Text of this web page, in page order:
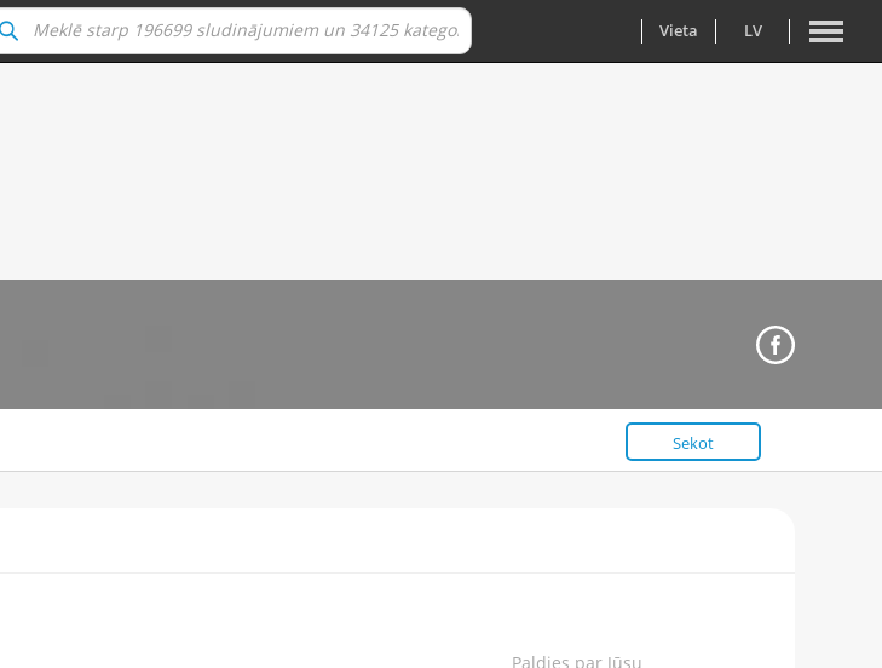
Vieta LV
Sekot
Paldies par Jūsu